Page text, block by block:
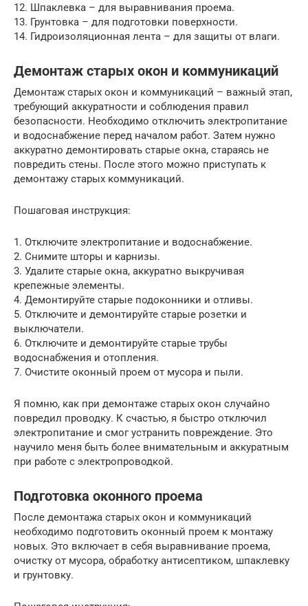
12. Шпаклевка – для выравнивания проема.
13. Грунтовка – для подготовки поверхности.
14. Гидроизоляционная лента – для защиты от влаги.
Демонтаж старых окон и коммуникаций
Демонтаж старых окон и коммуникаций – важный этап,
требующий аккуратности и соблюдения правил
безопасности. Необходимо отключить электропитание
и водоснабжение перед началом работ. Затем нужно
аккуратно демонтировать старые окна, стараясь не
повредить стены. После этого можно приступать к
демонтажу старых коммуникаций.
Пошаговая инструкция:
1. Отключите электропитание и водоснабжение.
2. Снимите шторы и карнизы.
3. Удалите старые окна, аккуратно выкручивая
крепежные элементы.
4. Демонтируйте старые подоконники и отливы.
5. Отключите и демонтируйте старые розетки и
выключатели.
6. Отключите и демонтируйте старые трубы
водоснабжения и отопления.
7. Очистите оконный проем от мусора и пыли.
Я помню, как при демонтаже старых окон случайно
повредил проводку. К счастью, я быстро отключил
электропитание и смог устранить повреждение. Это
научило меня быть более внимательным и аккуратным
при работе с электропроводкой.
Подготовка оконного проема
После демонтажа старых окон и коммуникаций
необходимо подготовить оконный проем к монтажу
новых. Это включает в себя выравнивание проема,
очистку от мусора, обработку антисептиком, шпаклевку
и грунтовку.